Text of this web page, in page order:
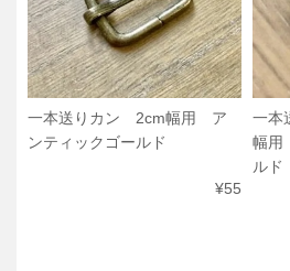
一本送りカン 2cm幅用 ア
ンティックゴールド
¥55
一本
幅用
ルド